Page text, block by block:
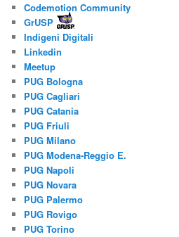
Codemotion Community
GrUSP
Indigeni Digitali
Linkedin
Meetup
PUG Bologna
PUG Cagliari
PUG Catania
PUG Friuli
PUG Milano
PUG Modena-Reggio E.
PUG Napoli
PUG Novara
PUG Palermo
PUG Rovigo
PUG Torino